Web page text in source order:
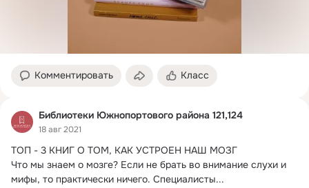
Комментировать Класс
Библиотеки Южнопортового района 121,124
18 авг 2021
ТОП - 3 КНИГ О ТОМ, КАК УСТРОЕН НАШ МОЗГ
Что мы знаем о мозге? Если не брать во внимание слухи и
мифы, то практически ничего. Специалисты...